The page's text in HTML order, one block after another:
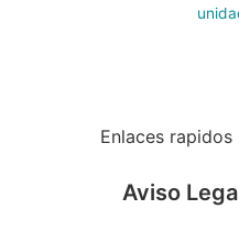
Enlaces rapidos
Aviso